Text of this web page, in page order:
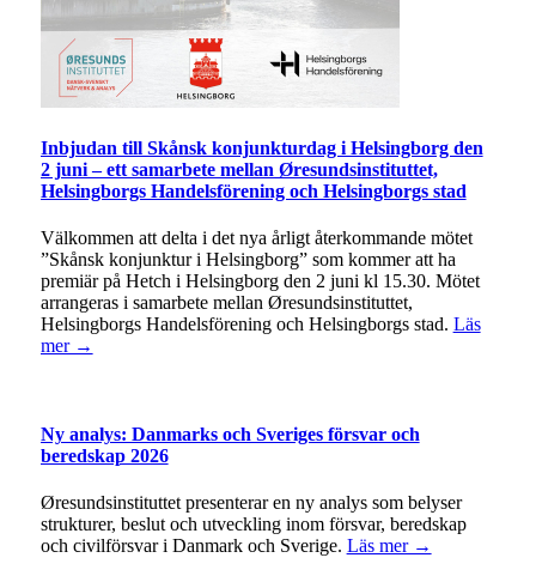
Inbjudan till Skånsk konjunkturdag i Helsingborg den
2 juni – ett samarbete mellan Øresundsinstituttet,
Helsingborgs Handelsförening och Helsingborgs stad
Välkommen att delta i det nya årligt återkommande mötet
”Skånsk konjunktur i Helsingborg” som kommer att ha
premiär på Hetch i Helsingborg den 2 juni kl 15.30. Mötet
arrangeras i samarbete mellan Øresundsinstituttet,
Helsingborgs Handelsförening och Helsingborgs stad. Läs
mer →
Ny analys: Danmarks och Sveriges försvar och
beredskap 2026
Øresundsinstituttet presenterar en ny analys som belyser
strukturer, beslut och utveckling inom försvar, beredskap
och civilförsvar i Danmark och Sverige. Läs mer →